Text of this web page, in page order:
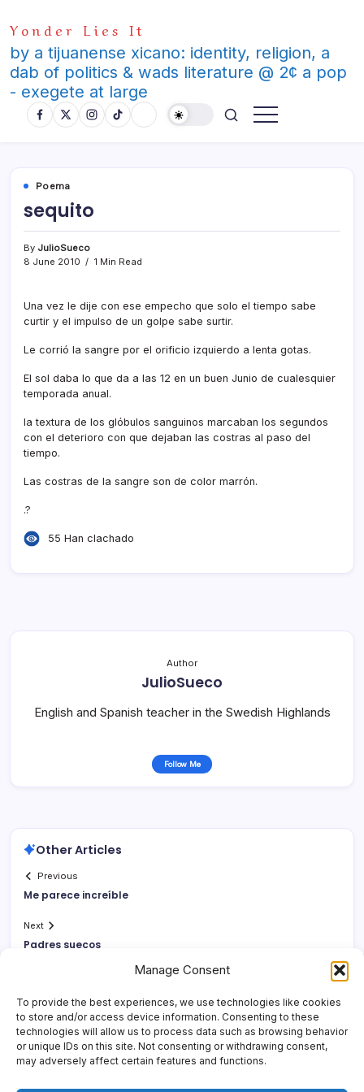
Manage Consent
To provide the best experiences, we use technologies like cookies
to store and/or access device information. Consenting to these
technologies will allow us to process data such as browsing behavior
or unique IDs on this site. Not consenting or withdrawing consent,
may adversely affect certain features and functions.
to
content
Yonder Lies It
by a tijuanense xicano: identity, religion, a
dab of politics & wads literature @ 2¢ a pop
- exegete at large
Poema
sequito
By JulioSueco
8 June 2010
1 Min Read
Una vez le dije con ese empecho que solo el tiempo sabe
curtir y el impulso de un golpe sabe surtir.
Le corrió la sangre por el orificio izquierdo a lenta gotas.
El sol daba lo que da a las 12 en un buen Junio de cualesquier
temporada anual.
la textura de los glóbulos sanguinos marcaban los segundos
con el deterioro con que dejaban las costras al paso del
tiempo.
Las costras de la sangre son de color marrón.
.?
55 Han clachado
Author
JulioSueco
English and Spanish teacher in the Swedish Highlands
Follow Me
Other Articles
Previous
Me parece increí­ble
Next
Padres suecos